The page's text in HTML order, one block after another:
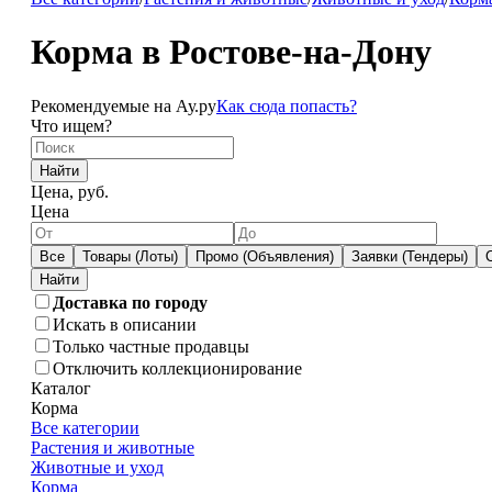
Корма в Ростове-на-Дону
Рекомендуемые на Ау.руКак сюда попасть?
Что ищем?
Найти
Цена, руб.
Цена
Все Товары (Лоты) Промо (Объявления) Заявки (Тендеры)
Доставка по городу
Искать в описании
Только частные продавцы
Отключить коллекционирование
Каталог
Корма
Все категории
Растения и животные
Животные и уход
Корма